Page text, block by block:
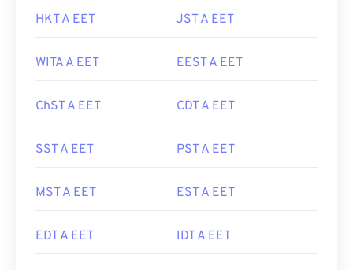
HKT A EET JST A EET
WITA A EET EEST A EET
ChST A EET CDT A EET
SST A EET PST A EET
MST A EET EST A EET
EDT A EET IDT A EET